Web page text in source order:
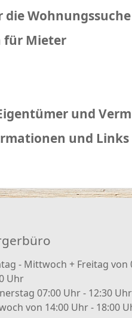
die Wohnungssuche
für Mieter
und
und Links
- Mittwoch + Freitag von
Uhr
07:00 Uhr - 12:30 Uhr
von 14:00 Uhr - 18:00